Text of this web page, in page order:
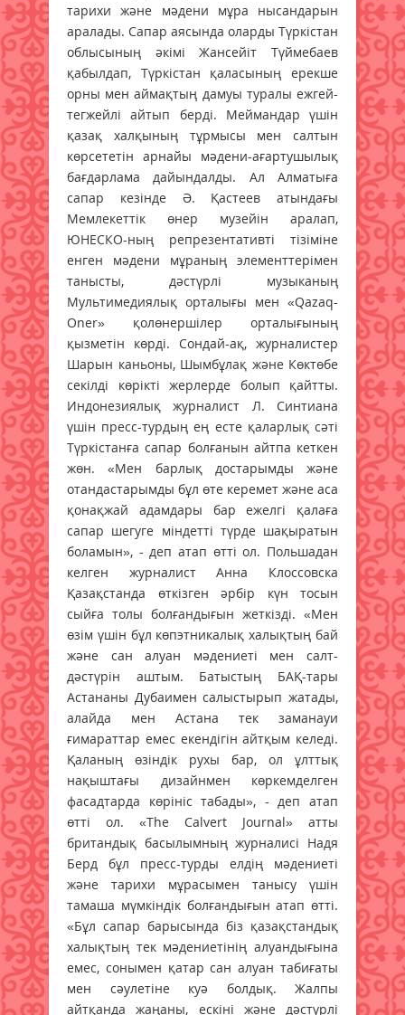
тарихи және мәдени мұра нысандарын
аралады. Сапар аясында оларды Түркістан
облысының әкімі Жансейіт Түймебаев
қабылдап, Түркістан қаласының ерекше
орны мен аймақтың дамуы туралы ежгей-
тегжейлі айтып берді. Меймандар үшін
қазақ халқының тұрмысы мен салтын
көрсететін арнайы мәдени-ағартушылық
бағдарлама дайындалды. Ал Алматыға
сапар кезінде Ә. Қастеев атындағы
Мемлекеттік өнер музейін аралап,
ЮНЕСКО-ның репрезентативті тізіміне
енген мәдени мұраның элементтерімен
танысты, дәстүрлі музыканың
Мультимедиялық орталығы мен «Qazaq-
Oner» қолөнершілер орталығының
қызметін көрді. Сондай-ақ, журналистер
Шарын каньоны, Шымбұлақ және Көктөбе
секілді көрікті жерлерде болып қайтты.
Индонезиялық журналист Л. Синтиана
үшін пресс-турдың ең есте қаларлық сәті
Түркістанға сапар болғанын айтпа кеткен
жөн. «Мен барлық достарымды және
отандастарымды бұл өте керемет және аса
қонақжай адамдары бар ежелгі қалаға
сапар шегуге міндетті түрде шақыратын
боламын», - деп атап өтті ол. Польшадан
келген журналист Анна Клоссовска
Қазақстанда өткізген әрбір күн тосын
сыйға толы болғандығын жеткізді. «Мен
өзім үшін бұл көпэтникалық халықтың бай
және сан алуан мәдениеті мен салт-
дәстүрін аштым. Батыстың БАҚ-тары
Астананы Дубаимен салыстырып жатады,
алайда мен Астана тек заманауи
ғимараттар емес екендігін айтқым келеді.
Қаланың өзіндік рухы бар, ол ұлттық
нақыштағы дизайнмен көркемделген
фасадтарда көрініс табады», - деп атап
өтті ол. «The Calvert Journal» атты
британдық басылымның журналисі Надя
Берд бұл пресс-турды елдің мәдениеті
және тарихи мұрасымен танысу үшін
тамаша мүмкіндік болғандығын атап өтті.
«Бұл сапар барысында біз қазақстандық
халықтың тек мәдениетінің алуандығына
емес, сонымен қатар сан алуан табиғаты
мен сәулетіне куә болдық. Жалпы
айтқанда жаңаны, ескіні және дәстүрлі